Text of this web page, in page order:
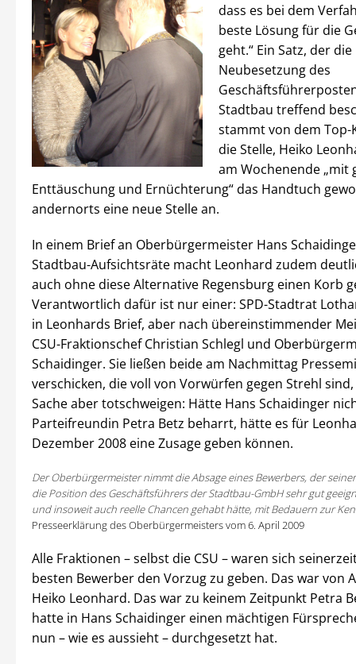
dass es bei dem
beste Lösung für die
geht.“ Ein Satz, der
Neubesetzung des
Stadtbau treffend
stammt von dem Top-
die Stelle, Heiko
am Wochenende „mit
Enttäuschung und Ernüchterung“ das Handtuch
andernorts eine neue Stelle an.
In einem Brief an Oberbürgermeister Hans
Stadtbau-Aufsichtsräte macht Leonhard zudem
auch ohne diese Alternative Regensburg einen Korb
Verantwortlich dafür ist nur einer: SPD-Stadtrat
in Leonhards Brief, aber nach übereinstimmender
CSU-Fraktionschef Christian Schlegl und
Schaidinger. Sie ließen beide am Nachmittag
verschicken, die voll von Vorwürfen gegen Strehl
Sache aber totschweigen: Hätte Hans Schaidinger
Parteifreundin Petra Betz beharrt, hätte es für
Dezember 2008 eine Zusage geben können.
Der Oberbürgermeister nimmt die Absage eines Bewerbers, der
die Position des Geschäftsführers der Stadtbau-GmbH sehr gut
und insoweit auch reelle Chancen gehabt hätte, mit Bedauern zur
Presseerklärung des Oberbürgermeisters vom 6. April 2009
Alle Fraktionen – selbst die CSU – waren sich
besten Bewerber den Vorzug zu geben. Das war von
Heiko Leonhard. Das war zu keinem Zeitpunkt Petra
hatte in Hans Schaidinger einen mächtigen
nun – wie es aussieht – durchgesetzt hat.